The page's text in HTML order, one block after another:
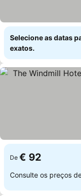
Selecione as datas
exatos.
De € 92
Consulte os preços